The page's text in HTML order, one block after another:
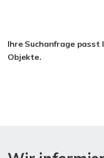
Ihre Suchanfrage passt
Objekte.